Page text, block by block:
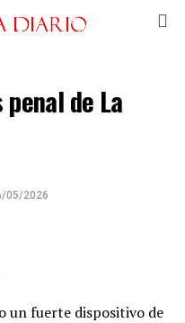
de La
05/2026
un fuerte dispositivo de